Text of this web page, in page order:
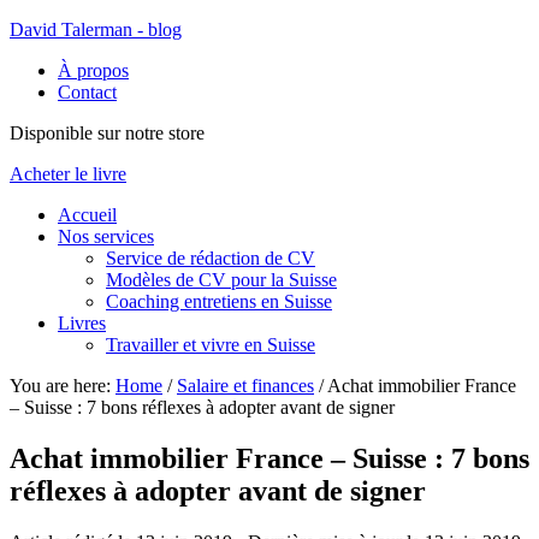
David Talerman - blog
À propos
Contact
Disponible sur notre store
Acheter le livre
Accueil
Nos services
Service de rédaction de CV
Modèles de CV pour la Suisse
Coaching entretiens en Suisse
Livres
Travailler et vivre en Suisse
You are here: Home / Salaire et finances /Achat immobilier France
– Suisse : 7 bons réflexes à adopter avant de signer
Achat immobilier France – Suisse : 7 bons
réflexes à adopter avant de signer